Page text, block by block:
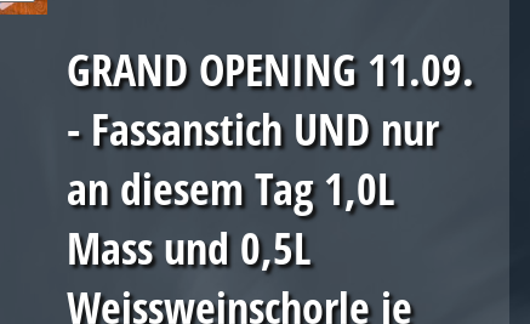
GRAND OPENING 11.09.
- Fassanstich UND nur
an diesem Tag 1,0L
Mass und 0,5L
Weissweinschorle je